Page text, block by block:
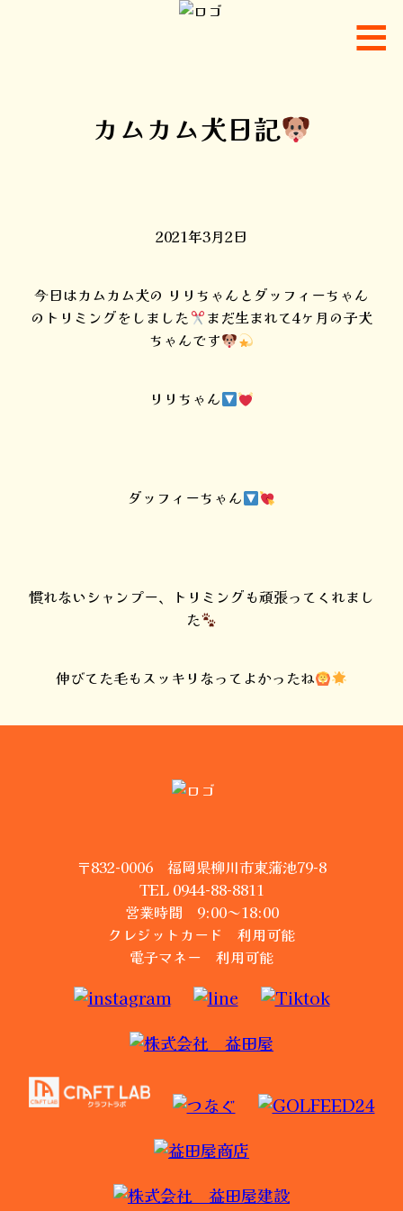
カムカム犬日記
2021年3月2日
今日はカムカム犬の リリちゃんとダッフィーちゃん
のトリミングをしました
まだ生まれて4ヶ月の子犬
ちゃんです
リリちゃん
ダッフィーちゃん
慣れないシャンプー、トリミングも頑張ってくれまし
た
伸びてた毛もスッキリなってよかったね
〒832-0006 福岡県柳川市東蒲池79-8
TEL 0944-88-8811
営業時間 9:00～18:00
クレジットカード 利用可能
電子マネー 利用可能